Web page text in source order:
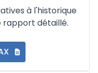
à l'historique
rapport détaillé.